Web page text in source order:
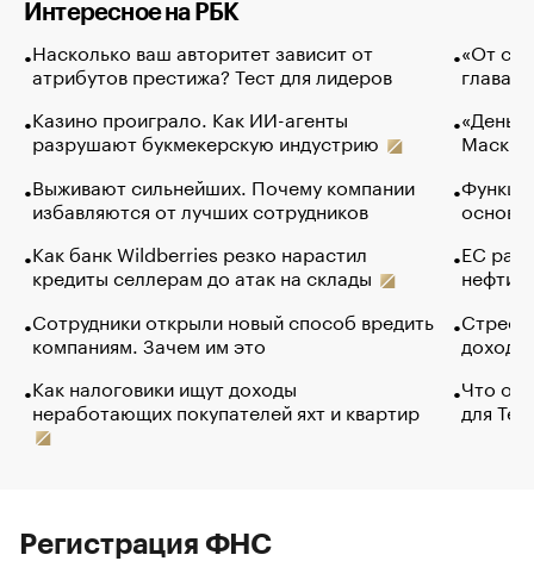
Интересное на РБК
Насколько ваш авторитет зависит от
атрибутов престижа? Тест для лидеров
Казино проиграло. Как ИИ-агенты
разрушают букмекерскую индустрию
Выживают сильнейших. Почему компании
избавляются от лучших сотрудников
Как банк Wildberries резко нарастил
кредиты селлерам до атак на склады
Сотрудники открыли новый способ вредить
компаниям. Зачем им это
Как налоговики ищут доходы
неработающих покупателей яхт и квартир
«От
глава
Маск в
основ
ЕС
нефти
Что
для
Регистрация ФНС